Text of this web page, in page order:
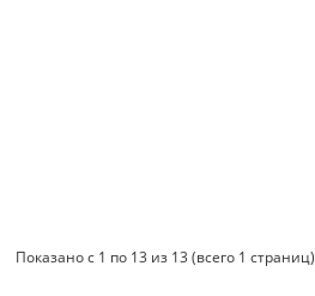
Показано с 1 по 13 из 13 (всего 1 страниц)